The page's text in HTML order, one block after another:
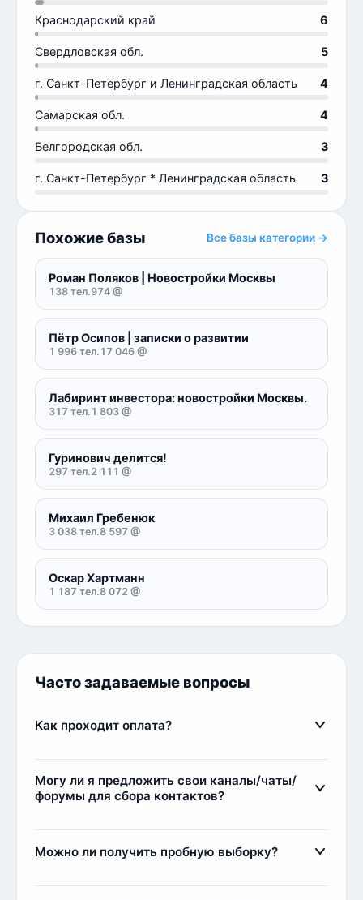
Краснодарский край 6
Свердловская обл. 5
г. Санкт-Петербург и Ленинградская область 4
Самарская обл. 4
Белгородская обл. 3
г. Санкт-Петербург * Ленинградская область 3
Похожие базы Все базы категории →
Роман Поляков | Новостройки Москвы
138 тел.974 @
Пётр Осипов | записки о развитии
1 996 тел. 17 046 @
Лабиринт инвестора: новостройки Москвы.
317 тел. 1 803 @
Гуринович делится!
297 тел.2 111 @
Михаил Гребенюк
3 038 тел.8 597 @
Оскар Хартманн
1 187 тел.8 072 @
Часто задаваемые вопросы
Как проходит оплата?
Мы поддерживаем оплату банковскими картами,
электронными деньгами и криптовалютой.
базы за 1000 рублей вы платите 1110 рублей.
Могу ли я предложить свои каналы/чаты/
форумы для сбора контактов?
парсинга. Есть два варианта сотрудничества:
1) Мы парсим и выкладываем контакты у себя,
Можно ли получить пробную выборку?